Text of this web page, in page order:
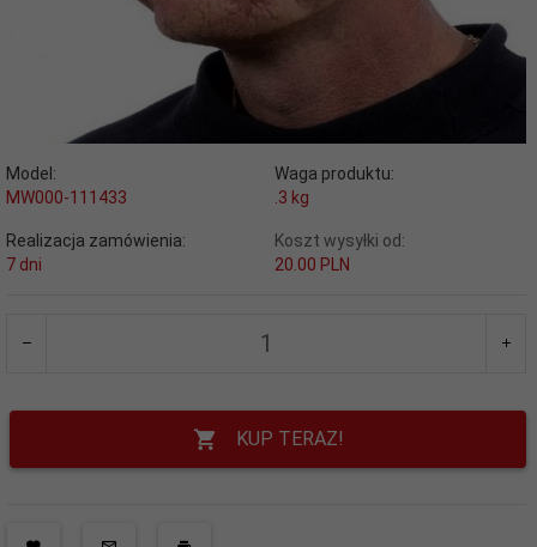
Model:
MW000-111433
Waga produktu:
.3 kg
Realizacja zamówienia:
7 dni
Koszt wysyłki od:
20.00 PLN
KUP TERAZ!